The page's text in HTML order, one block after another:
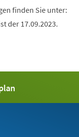
finden Sie unter:
der 17.09.2023.